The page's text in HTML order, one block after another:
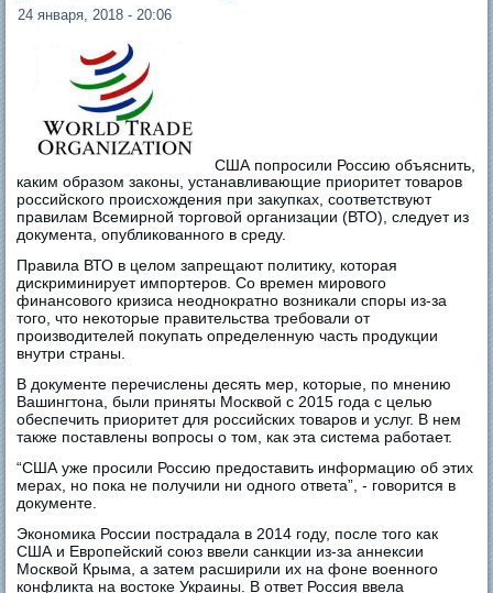
24 января, 2018 - 20:06
США попросили Россию объяснить,
каким образом законы, устанавливающие приоритет товаров
российского происхождения при закупках, соответствуют
правилам Всемирной торговой организации (ВТО), следует из
документа, опубликованного в среду.
Правила ВТО в целом запрещают политику, которая
дискриминирует импортеров. Со времен мирового
финансового кризиса неоднократно возникали споры из-за
того, что некоторые правительства требовали от
производителей покупать определенную часть продукции
внутри страны.
В документе перечислены десять мер, которые, по мнению
Вашингтона, были приняты Москвой с 2015 года с целью
обеспечить приоритет для российских товаров и услуг. В нем
также поставлены вопросы о том, как эта система работает.
“США уже просили Россию предоставить информацию об этих
мерах, но пока не получили ни одного ответа”, - говорится в
документе.
Экономика России пострадала в 2014 году, после того как
США и Европейский союз ввели санкции из-за аннексии
Москвой Крыма, а затем расширили их на фоне военного
конфликта на востоке Украины. В ответ Россия ввела